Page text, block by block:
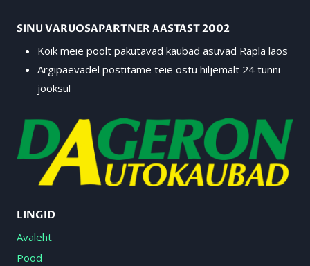
SINU VARUOSAPARTNER AASTAST 2002
Kõik meie poolt pakutavad kaubad asuvad Rapla laos
Argipäevadel postitame teie ostu hiljemalt 24 tunni
jooksul
LINGID
Avaleht
Pood